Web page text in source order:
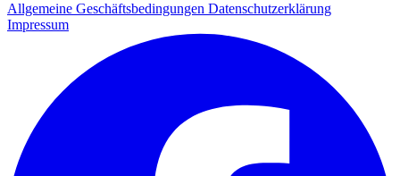
Allgemeine Geschäftsbedingungen Datenschutzerklärung
Impressum